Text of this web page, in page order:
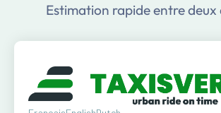
Estimation rapide entre deux